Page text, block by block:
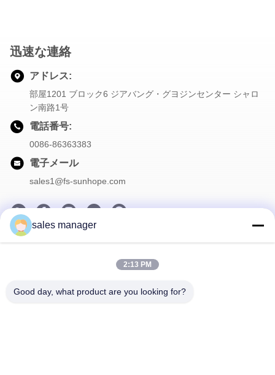
迅速な連絡
アドレス:
部屋1201 ブロック6 ジアバング・グヨジンセンター シャロ
ン南路1号
電話番号:
0086-86363383
電子メール
sales1@fs-sunhope.com
私たちのニュースレター
割引など、お得な情報をお届けするニュースレターにご登録くだ
sales manager
2:13 PM
Good day, what product are you looking for?